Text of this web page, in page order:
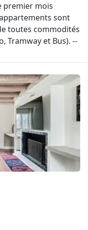
premier mois
sont
toutes commodités
Tramway et Bus). --